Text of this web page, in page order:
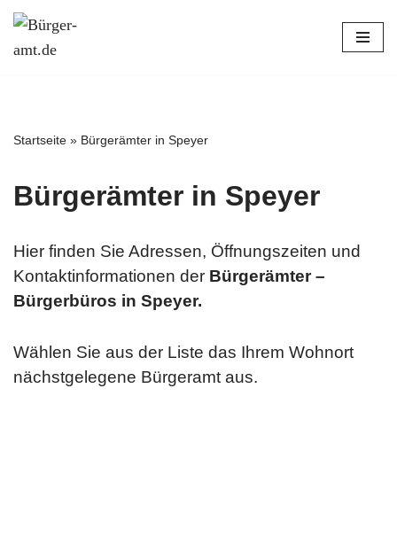
Zum
Startseite » Bürgerämter in Speyer
Bürgerämter in Speyer
Hier finden Sie Adressen, Öffnungszeiten und
Kontaktinformationen der Bürgerämter –
Bürgerbüros in Speyer.
Wählen Sie aus der Liste das Ihrem Wohnort
nächstgelegene Bürgeramt aus.